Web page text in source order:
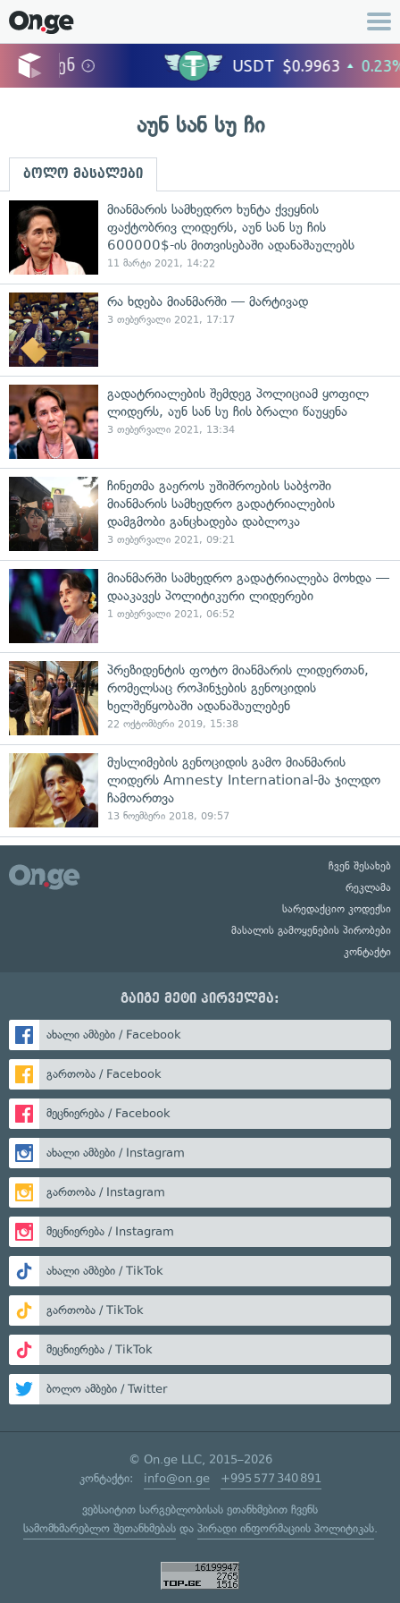
აუნ სან სუ ჩი
ბოლო მასალები
მიანმარის სამხედრო ხუნტა ქვეყნის
ფაქტობრივ ლიდერს, აუნ სან სუ ჩის
600000$-ის მითვისებაში ადანაშაულებს
11 მარტი 2021, 14:22
რა ხდება მიანმარში — მარტივად
3 თებერვალი 2021, 17:17
გადატრიალების შემდეგ პოლიციამ ყოფილ
ლიდერს, აუნ სან სუ ჩის ბრალი წაუყენა
3 თებერვალი 2021, 13:34
ჩინეთმა გაეროს უშიშროების საბჭოში
მიანმარის სამხედრო გადატრიალების
დამგმობი განცხადება დაბლოკა
3 თებერვალი 2021, 09:21
მიანმარში სამხედრო გადატრიალება მოხდა —
დააკავეს პოლიტიკური ლიდერები
1 თებერვალი 2021, 06:52
პრეზიდენტის ფოტო მიანმარის ლიდერთან,
რომელსაც როჰინჯების გენოციდის
ხელშეწყობაში ადანაშაულებენ
22 ოქტომბერი 2019, 15:38
მუსლიმების გენოციდის გამო მიანმარის
ლიდერს Amnesty International-მა ჯილდო
ჩამოართვა
13 ნოემბერი 2018, 09:57
ჩვენ შესახებ
რეკლამა
სარედაქციო კოდექსი
მასალის გამოყენების პირობები
კონტაქტი
გაიგე მეტი პირველმა:
ახალი ამბები / Facebook
გართობა / Facebook
მეცნიერება / Facebook
ახალი ამბები / Instagram
გართობა / Instagram
მეცნიერება / Instagram
ახალი ამბები / TikTok
გართობა / TikTok
მეცნიერება / TikTok
ბოლო ამბები / Twitter
© On.ge LLC, 2015–2026
კონტაქტი: info@on.ge +995 577 340 891
ვებსაიტით სარგებლობისას ეთანხმებით ჩვენს
სამომხმარებლო შეთანხმებასდა პირადი ინფორმაციის პოლიტიკას.